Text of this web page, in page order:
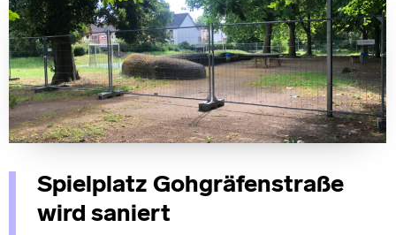
Spielplatz Gohgräfenstraße
wird saniert